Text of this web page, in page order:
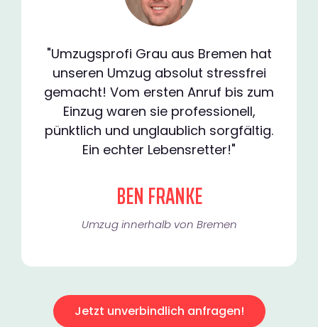
"Umzugsprofi Grau aus Bremen hat
unseren Umzug absolut stressfrei
gemacht! Vom ersten Anruf bis zum
Einzug waren sie professionell,
pünktlich und unglaublich sorgfältig.
Ein echter Lebensretter!"
BEN FRANKE
Umzug innerhalb von Bremen​
Jetzt unverbindlich anfragen!